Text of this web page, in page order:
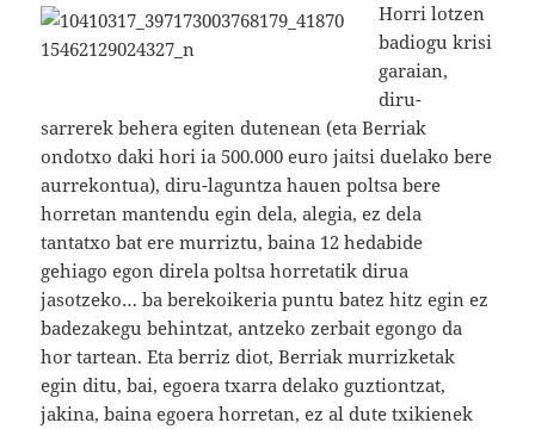
Horri lotzen
badiogu krisi
garaian,
diru-
sarrerek behera egiten dutenean (eta Berriak
ondotxo daki hori ia 500.000 euro jaitsi duelako bere
aurrekontua), diru-laguntza hauen poltsa bere
horretan mantendu egin dela, alegia, ez dela
tantatxo bat ere murriztu, baina 12 hedabide
gehiago egon direla poltsa horretatik dirua
jasotzeko… ba berekoikeria puntu batez hitz egin ez
badezakegu behintzat, antzeko zerbait egongo da
hor tartean. Eta berriz diot, Berriak murrizketak
egin ditu, bai, egoera txarra delako guztiontzat,
jakina, baina egoera horretan, ez al dute txikienek